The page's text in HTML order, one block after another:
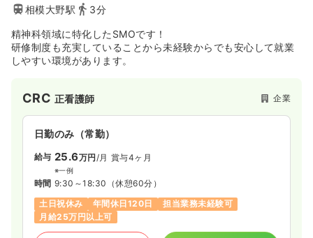
相模大野駅
3分
精神科領域に特化したSMOです！
研修制度も充実していることから未経験からでも安心して就業
しやすい環境があります。
CRC 正看護師 企業
日勤のみ（常勤）
給与 25.6万円/月 賞与4ヶ月
※一例
時間 9:30～18:30 （休憩60分）
土日祝休み
年間休日120日
担当業務未経験可
月給25万円以上可